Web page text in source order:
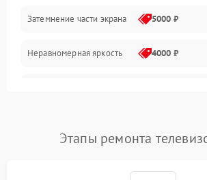
Механические повреждения
Программное обеспечение
Сеть и подключения
Затемнение части экрана 5000 ₽
Неравномерная яркость 4000 ₽
Этапы ремонта